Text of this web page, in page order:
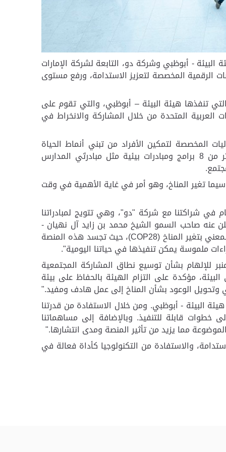
- أبوظبي وشركة دو، التابعة لشركة الإمارات
الرقمية المخصصة لتعزيز الاستدامة، ورفع مستوى
التي تنفذها هيئة البيئة – أبوظبي، والتي تقوم على
المتحدة من خلال المشاركة والانخراط في
المخصصة لتمكين الأفراد من تبني أنماط الحياة
من8 برامج ومبادرات بيئية مثل مبادرتَي المدارس
سيما تغير المناخ، وهو أمر في غاية الأهمية في وقت
في شراكتنا مع شركة "دو"، وهي تتويج لمبادراتنا
عنه صاحب السمو الشيخ محمد بن زايد آل نهيان -
بتغير المناخ (COP28)، حيث تجسد هذه المنصة
ملموسة يمكن تنفيذها في حياتنا اليومية".
للإلهام بشأن توسيع نطاق المشاركة المجتمعية
مؤكدة على التزام الهيئة بالحفاظ على بيئة
وتحويل الوعود بشأن المناخ إلى عمل هادف ومفيد."
البيئة - أبوظبي. ومن خلال الاستفادة من قدرتنا
خطوات قابلة للتنفيذ. وبالإضافة إلى مساهماتنا
مما يزيد من تأثير المنصة ومدى انتشارها."
والاستفادة من التكنولوجيا كأداة فعالة في